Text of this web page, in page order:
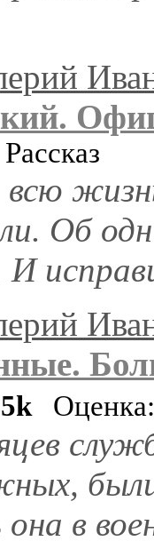
Рассказ
Об
Оценка:
она в